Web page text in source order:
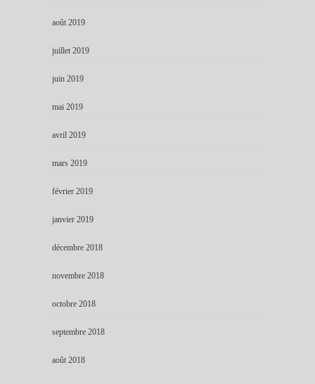
août 2019
juillet 2019
juin 2019
mai 2019
avril 2019
mars 2019
février 2019
janvier 2019
décembre 2018
novembre 2018
octobre 2018
septembre 2018
août 2018